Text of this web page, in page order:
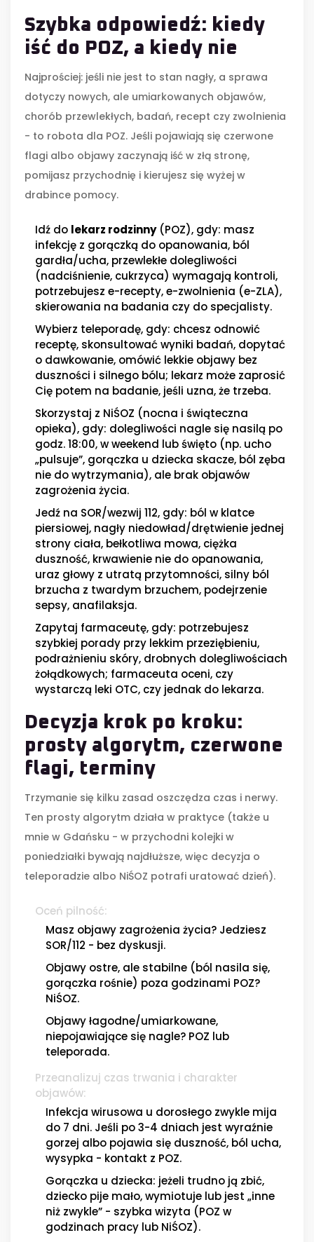
Szybka odpowiedź: kiedy
iść do POZ, a kiedy nie
Najprościej: jeśli nie jest to stan nagły, a sprawa
dotyczy nowych, ale umiarkowanych objawów,
chorób przewlekłych, badań, recept czy zwolnienia
- to robota dla POZ. Jeśli pojawiają się czerwone
flagi albo objawy zaczynają iść w złą stronę,
pomijasz przychodnię i kierujesz się wyżej w
drabince pomocy.
Idź do lekarz rodzinny(POZ), gdy: masz
infekcję z gorączką do opanowania, ból
gardła/ucha, przewlekłe dolegliwości
(nadciśnienie, cukrzyca) wymagają kontroli,
potrzebujesz e-recepty, e-zwolnienia (e-ZLA),
skierowania na badania czy do specjalisty.
Wybierz teleporadę, gdy: chcesz odnowić
receptę, skonsultować wyniki badań, dopytać
o dawkowanie, omówić lekkie objawy bez
duszności i silnego bólu; lekarz może zaprosić
Cię potem na badanie, jeśli uzna, że trzeba.
Skorzystaj z NiŚOZ (nocna i świąteczna
opieka), gdy: dolegliwości nagle się nasilą po
godz. 18:00, w weekend lub święto (np. ucho
„pulsuje”, gorączka u dziecka skacze, ból zęba
nie do wytrzymania), ale brak objawów
zagrożenia życia.
Jedź na SOR/wezwij 112, gdy: ból w klatce
piersiowej, nagły niedowład/drętwienie jednej
strony ciała, bełkotliwa mowa, ciężka
duszność, krwawienie nie do opanowania,
uraz głowy z utratą przytomności, silny ból
brzucha z twardym brzuchem, podejrzenie
sepsy, anafilaksja.
Zapytaj farmaceutę, gdy: potrzebujesz
szybkiej porady przy lekkim przeziębieniu,
podrażnieniu skóry, drobnych dolegliwościach
żołądkowych; farmaceuta oceni, czy
wystarczą leki OTC, czy jednak do lekarza.
Decyzja krok po kroku:
prosty algorytm, czerwone
flagi, terminy
Trzymanie się kilku zasad oszczędza czas i nerwy.
Ten prosty algorytm działa w praktyce (także u
mnie w Gdańsku - w przychodni kolejki w
poniedziałki bywają najdłuższe, więc decyzja o
teleporadzie albo NiŚOZ potrafi uratować dzień).
Oceń pilność:
Masz objawy zagrożenia życia? Jedziesz
SOR/112 - bez dyskusji.
Objawy ostre, ale stabilne (ból nasila się,
gorączka rośnie) poza godzinami POZ?
NiŚOZ.
Objawy łagodne/umiarkowane,
niepojawiające się nagle? POZ lub
teleporada.
Przeanalizuj czas trwania i charakter
objawów:
Infekcja wirusowa u dorosłego zwykle mija
do 7 dni. Jeśli po 3-4 dniach jest wyraźnie
gorzej albo pojawia się duszność, ból ucha,
wysypka - kontakt z POZ.
Gorączka u dziecka: jeżeli trudno ją zbić,
dziecko pije mało, wymiotuje lub jest „inne
niż zwykle” - szybka wizyta (POZ w
godzinach pracy lub NiŚOZ).